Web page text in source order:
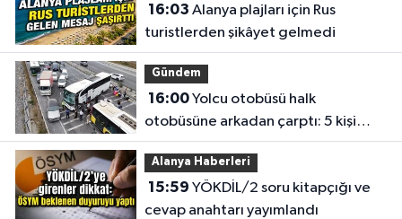
16:03
turistlerden şikâyet gelmedi
Gündem
16:00Yolcu otobüsü halk
otobüsüne arkadan çarptı: 5 kişi
yaralandı
Alanya Haberleri
15:59
cevap anahtarı yayımlandı